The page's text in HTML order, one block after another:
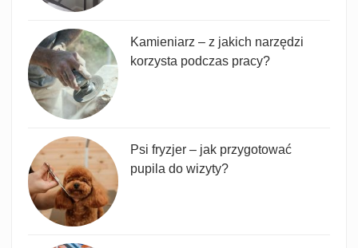
Kamieniarz – z jakich narzędzi
korzysta podczas pracy?
Psi fryzjer – jak przygotować
pupila do wizyty?